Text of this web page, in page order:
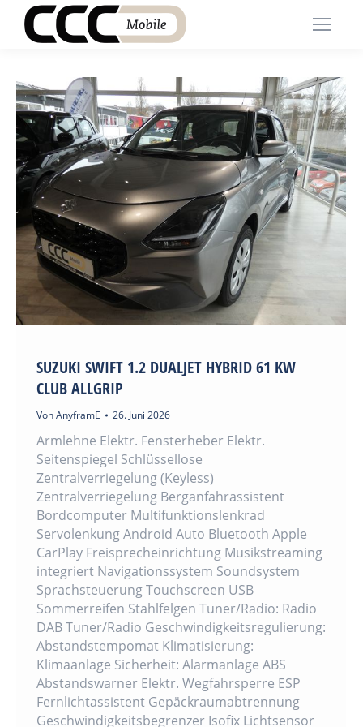
SUZUKI SWIFT 1.2 DUALJET HYBRID 61 KW
CLUB ALLGRIP
VonAnyframE 26. Juni 2026
Armlehne Elektr. Fensterheber Elektr.
Seitenspiegel Schlüssellose
Zentralverriegelung (Keyless)
Zentralverriegelung Berganfahrassistent
Bordcomputer Multifunktionslenkrad
Servolenkung Android Auto Bluetooth Apple
CarPlay Freisprecheinrichtung Musikstreaming
integriert Navigationssystem Soundsystem
Sprachsteuerung Touchscreen USB
Sommerreifen Stahlfelgen Tuner/Radio: Radio
DAB Tuner/Radio Geschwindigkeitsregulierung:
Abstandstempomat Klimatisierung:
Klimaanlage Sicherheit: Alarmanlage ABS
Abstandswarner Elektr. Wegfahrsperre ESP
Fernlichtassistent Gepäckraumabtrennung
Geschwindigkeitsbegrenzer Isofix Lichtsensor